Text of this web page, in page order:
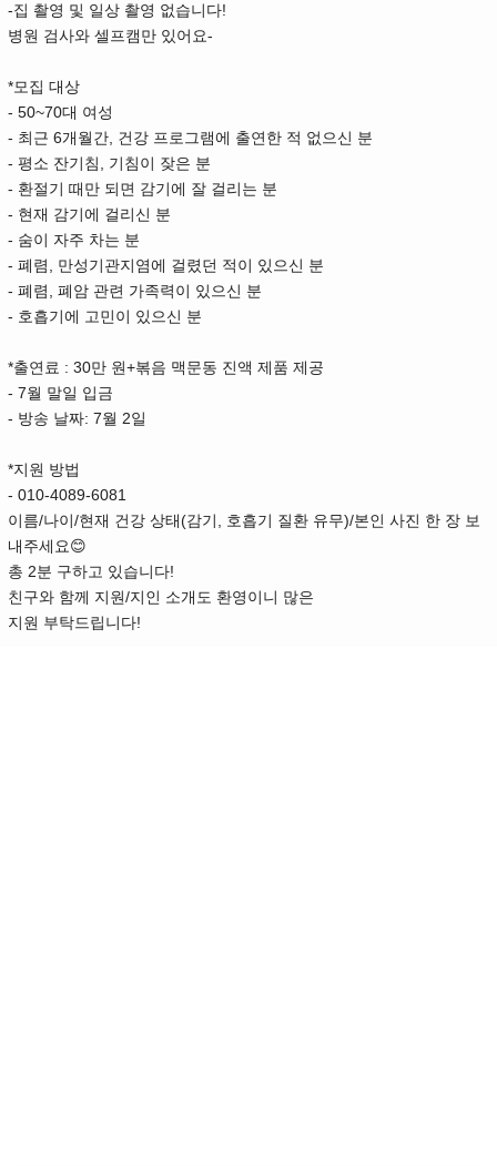
-집 촬영 및 일상 촬영 없습니다!
병원 검사와 셀프캠만 있어요-
*모집 대상
- 50~70대 여성
- 최근 6개월간, 건강 프로그램에 출연한 적 없으신 분
- 평소 잔기침, 기침이 잦은 분
- 환절기 때만 되면 감기에 잘 걸리는 분
- 현재 감기에 걸리신 분
- 숨이 자주 차는 분
- 폐렴, 만성기관지염에 걸렸던 적이 있으신 분
- 폐렴, 폐암 관련 가족력이 있으신 분
- 호흡기에 고민이 있으신 분
*출연료 : 30만 원+볶음 맥문동 진액 제품 제공
- 7월 말일 입금
- 방송 날짜: 7월 2일
*지원 방법
- 010-4089-6081
이름/나이/현재 건강 상태(감기, 호흡기 질환 유무)/본인 사진 한 장 보
내주세요😊
총 2분 구하고 있습니다!
친구와 함께 지원/지인 소개도 환영이니 많은
지원 부탁드립니다!